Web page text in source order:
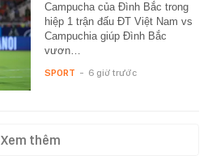
Campucha của Đình Bắc trong
hiệp 1 trận đấu ĐT Việt Nam vs
Campuchia giúp Đình Bắc
vươn…
SPORT - 6 giờ trước
Xem thêm